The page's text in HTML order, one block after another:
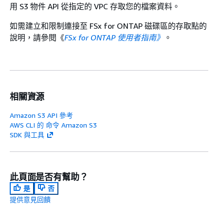
用 S3 物件 API 從指定的 VPC 存取您的檔案資料。
如需建立和限制連接至 FSx for ONTAP 磁碟區的存取點的
說明，請參閱《FSx for ONTAP 使用者指南》 。
相關資源
Amazon S3 API 參考
AWS CLI 的 命令 Amazon S3
SDK 與工具
此頁面是否有幫助？
是
否
提供意見回饋